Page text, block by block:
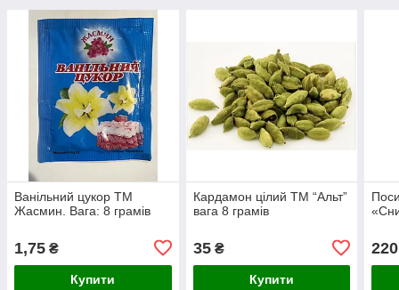
Ванільний цукор ТМ
Жасмин. Вага: 8 грамів
1,75 ₴
Купити
Кардамон цілий ТМ “Aльт”
вага 8 грамів
35₴
Купити
220